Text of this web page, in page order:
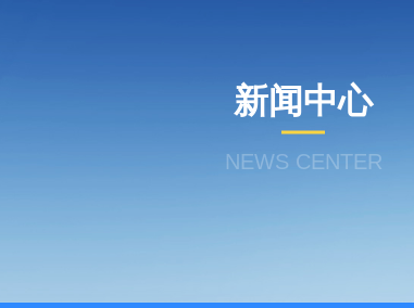
新闻中心
NEWS CENTER